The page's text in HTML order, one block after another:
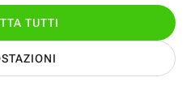
pagine
7 giorni
Identifica la
banner
Identifica la